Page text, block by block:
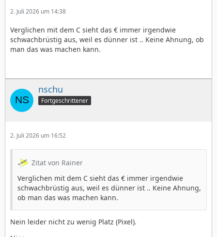
2. Juli 2026 um 14:38
Verglichen mit dem C sieht das € immer irgendwie
schwachbrüstig aus, weil es dünner ist .. Keine Ahnung, ob
man das was machen kann.
nschu
Fortgeschrittener
2. Juli 2026 um 16:52
Zitat von Rainer
Verglichen mit dem C sieht das € immer irgendwie
schwachbrüstig aus, weil es dünner ist .. Keine Ahnung,
ob man das was machen kann.
Nein leider nicht zu wenig Platz (Pixel).